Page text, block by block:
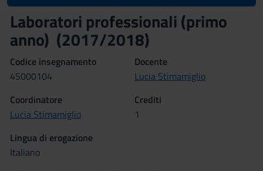
Laboratori professionali (primo
anno) (2017/2018)
Codice insegnamento
4S000104
Docente
Lucia Stimamiglio
Coordinatore
Lucia Stimamiglio
Crediti
1
Lingua di erogazione
Italiano